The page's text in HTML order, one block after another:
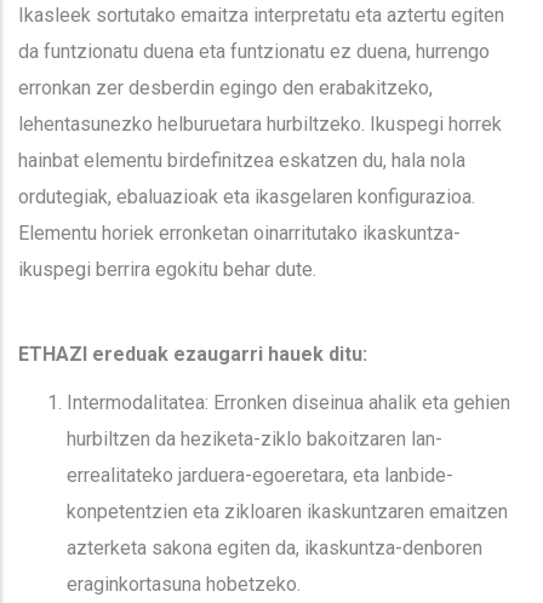
Ikasleek sortutako emaitza interpretatu eta aztertu egiten
da funtzionatu duena eta funtzionatu ez duena, hurrengo
erronkan zer desberdin egingo den erabakitzeko,
lehentasunezko helburuetara hurbiltzeko. Ikuspegi horrek
hainbat elementu birdefinitzea eskatzen du, hala nola
ordutegiak, ebaluazioak eta ikasgelaren konfigurazioa.
Elementu horiek erronketan oinarritutako ikaskuntza-
ikuspegi berrira egokitu behar dute.
ETHAZI ereduak ezaugarri hauek ditu:
Intermodalitatea: Erronken diseinua ahalik eta gehien
hurbiltzen da heziketa-ziklo bakoitzaren lan-
errealitateko jarduera-egoeretara, eta lanbide-
konpetentzien eta zikloaren ikaskuntzaren emaitzen
azterketa sakona egiten da, ikaskuntza-denboren
eraginkortasuna hobetzeko.